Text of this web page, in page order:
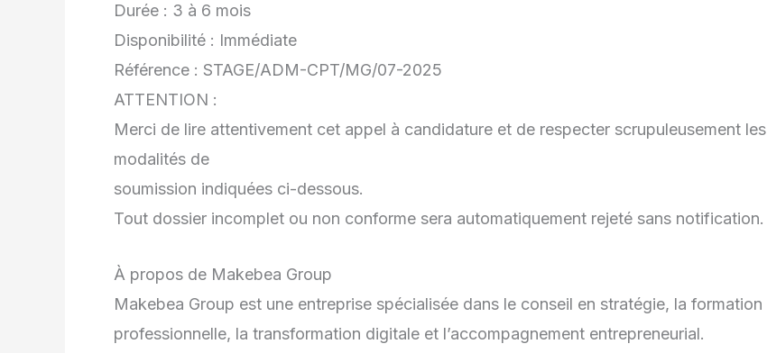
Durée : 3 à 6 mois
Disponibilité : Immédiate
Référence : STAGE/ADM-CPT/MG/07-2025
ATTENTION :
Merci de lire attentivement cet appel à candidature et de respecter scrupuleusement les
modalités de
soumission indiquées ci-dessous.
Tout dossier incomplet ou non conforme sera automatiquement rejeté sans notification.
À propos de Makebea Group
Makebea Group est une entreprise spécialisée dans le conseil en stratégie, la formation
professionnelle, la transformation digitale et l’accompagnement entrepreneurial.